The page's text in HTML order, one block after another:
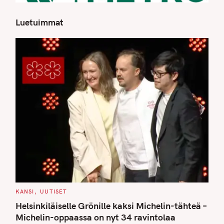
Luetuimmat
C
T
E
G
O
KANSI UUTISET
Helsinkiläiselle Grönille kaksi Michelin-tähteä –
Michelin-oppaassa on nyt 34 ravintolaa
S
e
a